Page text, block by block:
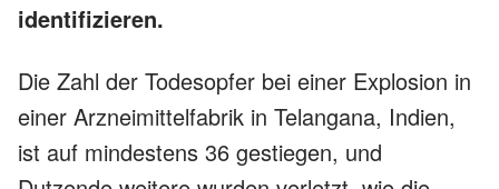
identifizieren.
Die Zahl der Todesopfer bei einer Explosion in
einer Arzneimittelfabrik in Telangana, Indien,
ist auf mindestens 36 gestiegen, und